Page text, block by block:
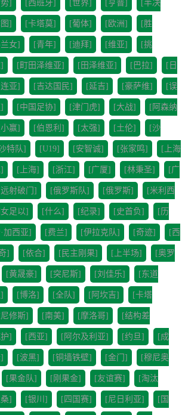
] [西班牙] [世界] [亨普] [半决
] [卡塔莫] [葡体] [欧洲] [胜
女] [青年] [迪拜] [维亚] [挑
[町田泽维亚] [田泽维亚] [巴拉] [日
亚] [吉达国民] [延吉] [豪萨维] [误
[中国足协] [津门虎] [大战] [阿森纳
赢] [伯恩利] [太强] [土伦] [沙
特队] [U19] [安智诚] [张家鸣] [上海
[上海] [浙江] [广厦] [林秉圣] [广
射破门] [俄罗斯队] [俄罗斯] [米利西
足以] [什么] [纪录] [史首负] [历
加西亚] [费兰] [伊拉克队] [奇迹] [西
] [依合] [民主刚果] [上半场] [奥罗
[黄晟豪] [突尼斯] [刘佳乐] [东道
[博洛] [全队] [阿坎吉] [卡塔
修斯] [南美] [摩洛哥] [结构差
] [西亚] [阿尔及利亚] [约旦] [成
[波黑] [铜墙铁壁] [金门] [穆尼奥
[果金队] [刚果金] [友谊赛] [淘汰
] [银川] [四国赛] [尼日利亚] [国